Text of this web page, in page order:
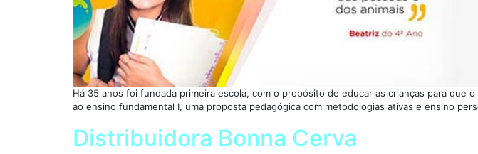
Há 35 anos foi fundada primeira escola, com o propósito de educar as crianças para
ao ensino fundamental I, uma proposta pedagógica com metodologias ativas e ensino
Distribuidora Bonna Cerva